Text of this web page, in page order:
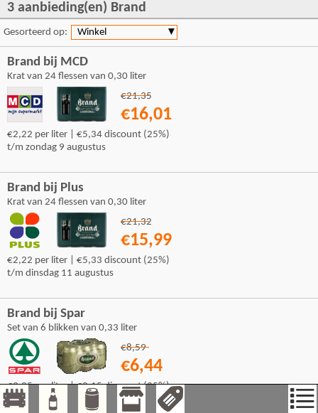
3 aanbieding(en) Brand
Gesorteerd op: Winkel ▼
Brand bij MCD
Krat van 24 flessen van 0,30 liter
€21,35
€16,01
€2,22 per liter | €5,34 discount (25%)
t/m zondag 9 augustus
Brand bij Plus
Krat van 24 flessen van 0,30 liter
€21,32
€15,99
€2,22 per liter | €5,33 discount (25%)
t/m dinsdag 11 augustus
Brand bij Spar
Set van 6 blikken van 0,33 liter
€8,59
€6,44
€3,25 per liter | €2,15 discount (25%)
t/m woensdag 12 augustus